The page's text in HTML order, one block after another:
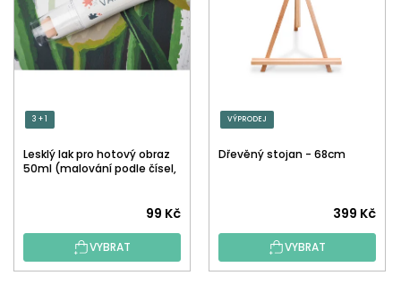
3 + 1
Lesklý lak pro hotový obraz
50ml (malování podle čísel,
hodnocení
produktu
je
99 Kč
VYBRAT
VÝPRODEJ
Dřevěný stojan - 68cm
399 Kč
VYBRAT